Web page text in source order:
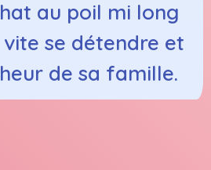
au poil mi long
se détendre et
de sa famille.